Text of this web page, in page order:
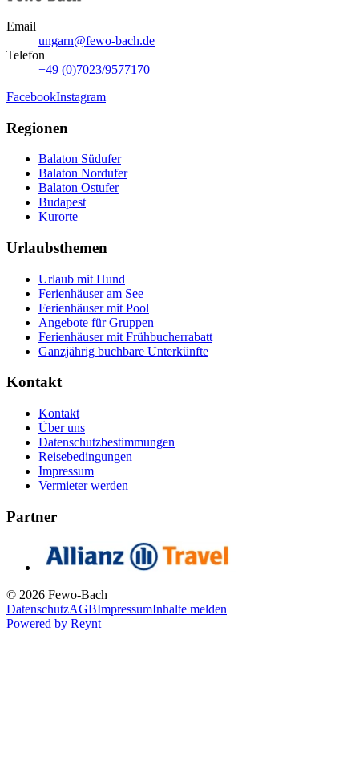
Email
ungarn@fewo-bach.de
Telefon
+49 (0)7023/9577170
FacebookInstagram
Regionen
Balaton Südufer
Balaton Nordufer
Balaton Ostufer
Budapest
Kurorte
Urlaubsthemen
Urlaub mit Hund
Ferienhäuser am See
Ferienhäuser mit Pool
Angebote für Gruppen
Ferienhäuser mit Frühbucherrabatt
Ganzjährig buchbare Unterkünfte
Kontakt
Kontakt
Über uns
Datenschutzbestimmungen
Reisebedingungen
Impressum
Vermieter werden
Partner
© 2026 Fewo-Bach
DatenschutzAGBImpressumInhalte melden
Powered by Reynt